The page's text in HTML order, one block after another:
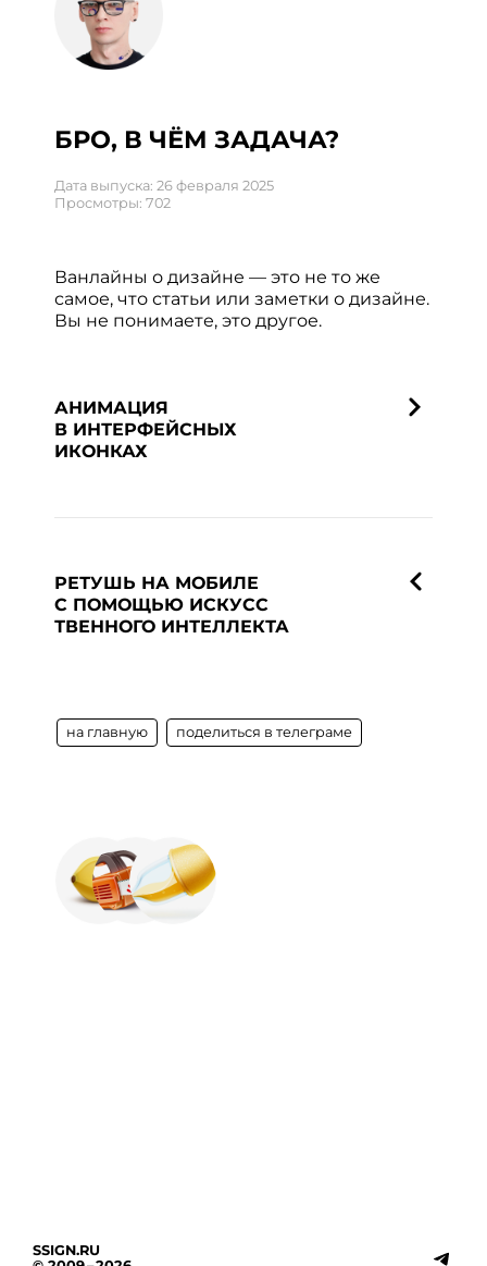
БРО, В ЧЁМ ЗАДАЧА?
Дата выпуска: 26 февраля 2025
Просмотры: 702
Ванлайны о дизайне — это не то же
самое, что статьи или заметки о дизайне.
Вы не понимаете, это другое.
АНИМАЦИЯ
В ИНТЕРФЕЙСНЫХ
ИКОНКАХ
РЕТУШЬ НА МОБИЛЕ
С ПОМОЩЬЮ ИСКУСС
ТВЕННОГО ИНТЕЛЛЕКТА
на главную поделиться в телеграме
SSIGN.RU